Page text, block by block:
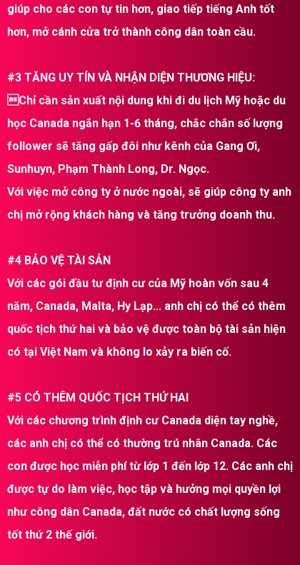
giúp cho các con tự tin hơn, giao tiếp tiếng Anh tốt
hơn, mở cánh cửa trở thành công dân toàn cầu.
#3 TĂNG UY TÍN VÀ NHẬN DIỆN THƯƠNG HIỆU:
Chỉ cần sản xuất nội dung khi đi du lịch Mỹ hoặc du
học Canada ngắn hạn 1-6 tháng, chắc chắn số lượng
follower sẽ tăng gấp đôi như kênh của Gang Ơi,
Sunhuyn, Phạm Thành Long, Dr. Ngọc.
Với việc mở công ty ở nước ngoài, sẽ giúp công ty anh
chị mở rộng khách hàng và tăng trưởng doanh thu.
#4 BẢO VỆ TÀI SẢN
Với các gói đầu tư định cư của Mỹ hoàn vốn sau 4
năm, Canada, Malta, Hy Lạp... anh chị có thể có thêm
quốc tịch thứ hai và bảo vệ được toàn bộ tài sản hiện
có tại Việt Nam và không lo xảy ra biến cố.
#5 CÓ THÊM QUỐC TỊCH THỨ HAI
Với các chương trình định cư Canada diện tay nghề,
các anh chị có thể có thường trú nhân Canada. Các
con được học miễn phí từ lớp 1 đến lớp 12. Các anh chị
được tự do làm việc, học tập và hưởng mọi quyền lợi
như công dân Canada, đất nước có chất lượng sống
tốt thứ 2 thế giới.